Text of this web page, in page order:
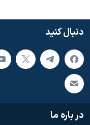
دنبال کنید
در باره ما